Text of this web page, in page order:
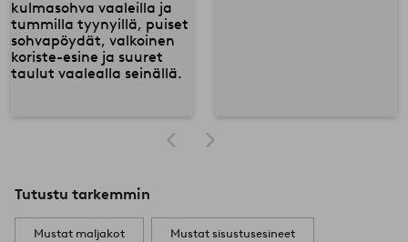
Tutustu tarkemmin
Mustat maljakot Mustat sisustusesineet